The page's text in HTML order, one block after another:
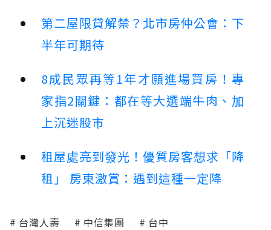
第二屋限貸解禁？北市房仲公會：下
半年可期待
8成民眾再等1年才願進場買房！專
家指2關鍵：都在等大選端牛肉、加
上沉迷股市
租屋處亮到發光！優質房客想求「降
租」 房東激賞：遇到這種一定降
台灣人壽 中信集團 台中